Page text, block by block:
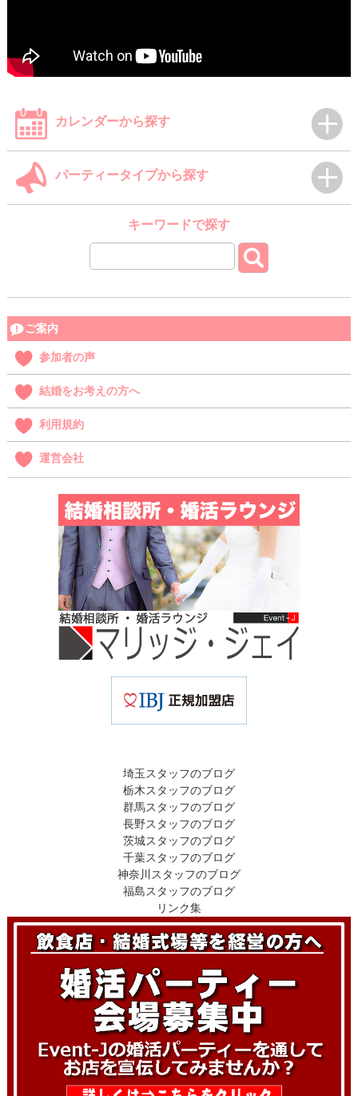
カレンダーから探す
パーティータイプから探す
キーワードで探す
ご案内
参加者の声
結婚をお考えの方へ
利用規約
運営会社
埼玉スタッフのブログ
栃木スタッフのブログ
群馬スタッフのブログ
長野スタッフのブログ
茨城スタッフのブログ
千葉スタッフのブログ
神奈川スタッフのブログ
福島スタッフのブログ
リンク集